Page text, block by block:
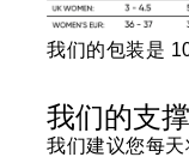
我们的包装是
我们的支
我们建议您每